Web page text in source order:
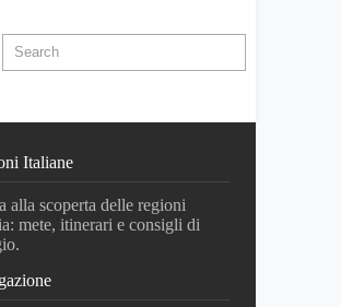
Italiane
alla scoperta delle regioni
mete, itinerari e consigli di